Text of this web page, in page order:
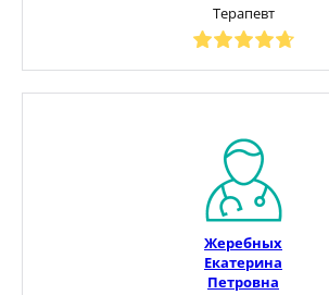
Терапевт
Жеребных
Екатерина
Петровна